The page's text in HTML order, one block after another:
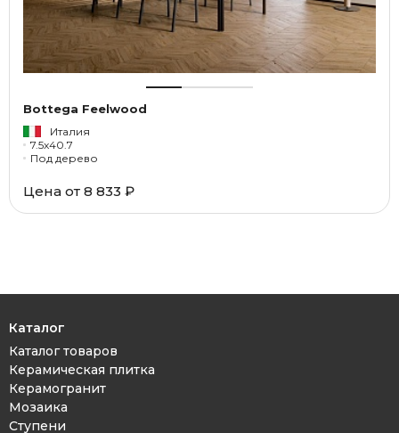
Bottega Feelwood
Италия
7.5x40.7
Под дерево
Цена от 8 833 ₽
Каталог
Каталог товаров
Керамическая плитка
Керамогранит
Мозаика
Ступени